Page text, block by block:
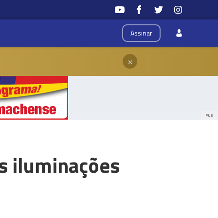
Assinar
×
PUB
iluminações